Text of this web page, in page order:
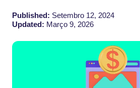
Published: Setembro 12, 2024
Updated: Março 9, 2026